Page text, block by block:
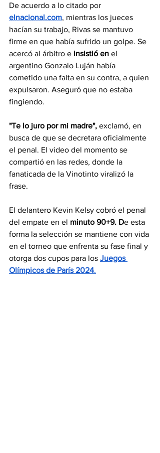
De acuerdo a lo citado por
elnacional.com, mientras los jueces
hacían su trabajo, Rivas se mantuvo
firme en que había sufrido un golpe. Se
acercó al árbitro e insistió en el
argentino Gonzalo Luján había
cometido una falta en su contra, a quien
expulsaron. Aseguró que no estaba
fingiendo.
"Te lo juro por mi madre", exclamó, en
busca de que se decretara oficialmente
el penal. El video del momento se
compartió en las redes, donde la
fanaticada de la Vinotinto viralizó la
frase.
El delantero Kevin Kelsy cobró el penal
del empate en el minuto 90+9. De esta
forma la selección se mantiene con vida
en el torneo que enfrenta su fase final y
otorga dos cupos para los Juegos
Olímpicos de París 2024.